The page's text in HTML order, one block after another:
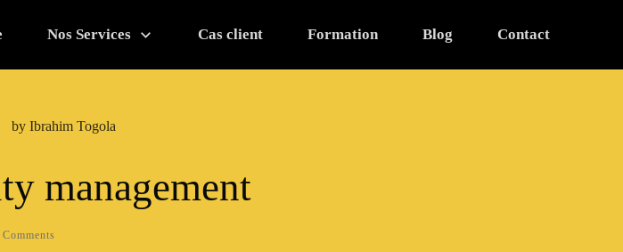
Nos Services Cas client Formation Blog Contact
by Ibrahim Togola
management
Comments